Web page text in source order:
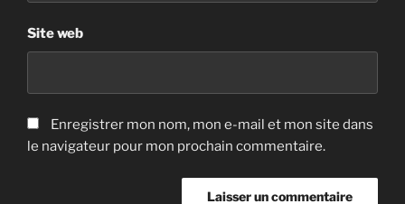
Site web
Enregistrer mon nom, mon e-mail et mon site dans
le navigateur pour mon prochain commentaire.